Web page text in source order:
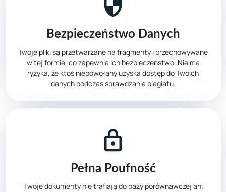
Bezpieczeństwo Danych
Twoje pliki są przetwarzane na fragmenty i przechowywane
w tej formie, co zapewnia ich bezpieczeństwo. Nie ma
ryzyka, że ktoś niepowołany uzyska dostęp do Twoich
danych podczas sprawdzania plagiatu.
Pełna Poufność
Twoje dokumenty nie trafiają do bazy porównawczej ani